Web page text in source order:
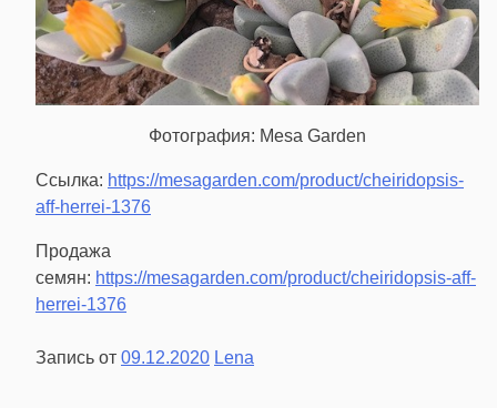
Фотография: Mesa Garden
Ссылка: https://mesagarden.com/product/cheiridopsis-
aff-herrei-1376
Продажа
семян: https://mesagarden.com/product/cheiridopsis-aff-
herrei-1376
Запись от 09.12.2020 Lena